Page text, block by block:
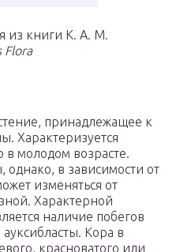
из книги К. А. М.
Flora
принадлежащее к
Характеризуется
молодом возрасте.
в зависимости от
изменяться от
Характерной
наличие побегов
Кора в
красноватого или